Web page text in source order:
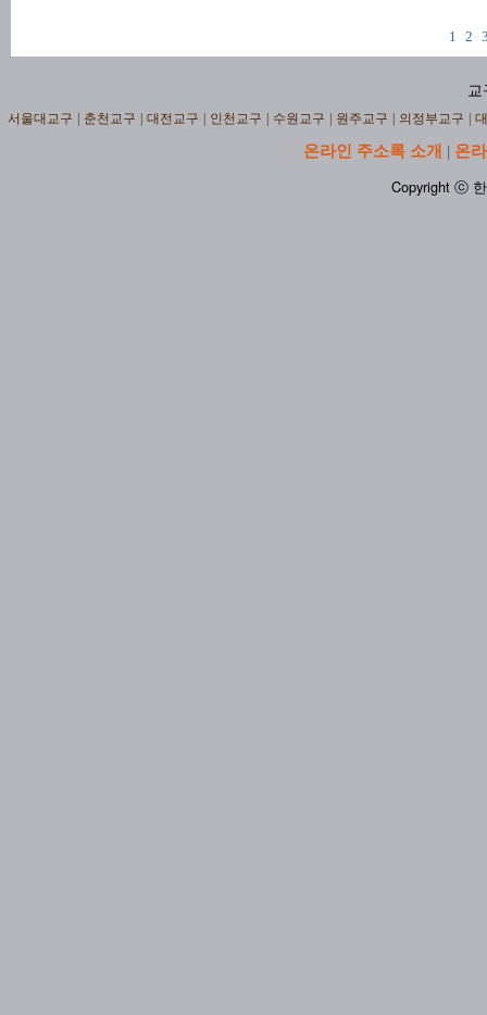
1 2
교
서울대교구 춘천교구 대전교구 인천교구 수원교구 원주교구 의정부교구
온라인 주소록 소개 | 온
Copyright ⓒ